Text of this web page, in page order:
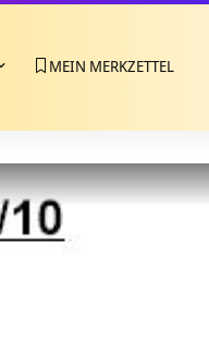
MEIN MERKZETTEL